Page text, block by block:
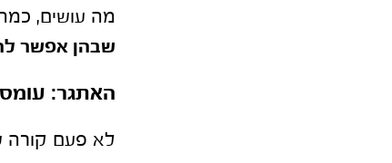
מה עושים,
שבהן אפשר
האתגר: עומס
לא פעם קורה